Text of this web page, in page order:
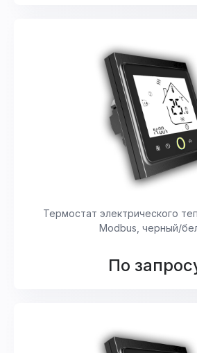
Термостат электрического
Modbus, черный/
По